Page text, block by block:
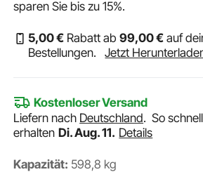
sparen Sie bis zu15%.
5,00€ Rabatt ab99,00€ auf
Bestellungen.
Jetzt
Kostenloser Versand
Liefern nach Deutschland.So
erhalten Di. Aug. 11. Details
Kapazität: 598,8 kg